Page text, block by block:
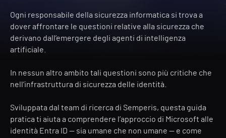
Ogni responsabile della sicurezza informatica si trova a
dover affrontare le questioni relative alla sicurezza che
derivano dall’emergere degli agenti di intelligenza
artificiale.
In nessun altro ambito tali questioni sono più critiche che
nell’infrastruttura di sicurezza delle identità.
Sviluppata dal team di ricerca di Semperis, questa guida
pratica ti aiuta a comprendere l’approccio di Microsoft alle
identità Entra ID — sia umane che non umane — e come